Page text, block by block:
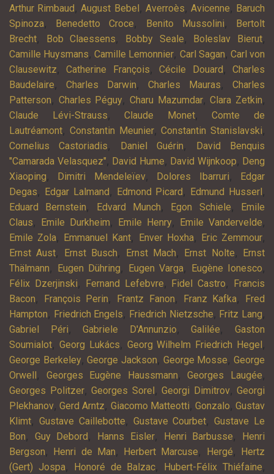
Arthur Rimbaud ,August Bebel , Averroès, Avicenne, Baruch
Spinoza, Benedetto Croce, Benito Mussolini,
Bertolt
Brecht, Bob Claessens, Bobby Seale, Boleslav Bierut,
Camille Huysmans,Camille Lemonnier, Carl Sagan, Carl von
Clausewitz,Catherine François,Cécile Douard ,Charles
Baudelaire, Charles Darwin, Charles Mauras, Charles
Patterson, Charles Péguy,Charu Mazumdar,Clara Zetkin,
Claude Lévi-Strauss,Claude Monet,Comte de
Lautréamont, Constantin Meunier,Constantin Stanislavski,
Cornelius Castoriadis, Daniel Guérin,
David Benquis
"Camarada Velasquez", David Hume, David Wijnkoop, Deng
Xiaoping, Dimitri Mendeleïev, Dolores Ibarruri,
Edgar
Degas, Edgar Lalmand , Edmond Picard , Edmund Husserl ,
Eduard Bernstein, Edvard Munch, Egon Schiele,
Emile
Claus, Emile Durkheim, Emile Henry, Emile Vandervelde,
Emile Zola, Emmanuel Kant, Enver Hoxha, Eric Zemmour,
Ernst Aust, Ernst Busch, Ernst Mach, Ernst Nolte,
Ernst
Thälmann, Eugen Dühring, Eugen Varga, Eugène Ionesco,
Félix Dzerjinski, Fernand Lefebvre, Fidel Castro,
Francis
Bacon, François Perin, Frantz Fanon, Franz Kafka,
Fred
Hampton, Friedrich Engels, Friedrich Nietzsche, Fritz Lang,
Gabriel Péri,Gabriele D'Annunzio,Galilée,Gaston
Soumialot, Georg Lukács, Georg Wilhelm Friedrich Hegel ,
George Berkeley,George Jackson, George Mosse,George
Orwell , Georges Eugène Haussmann,Georges Laugée,
Georges Politzer, Georges Sorel , Georgi Dimitrov, Georgi
Plekhanov,Gerd Arntz, Giacomo Matteotti, Gonzalo,Gustav
Klimt, Gustave Caillebotte, Gustave Courbet,Gustave Le
Bon, Guy Debord , Hanns Eisler, Henri Barbusse,
Henri
Bergson, Henri de Man, Herbert Marcuse, Hergé,
Hertz
(Gert) Jospa, Honoré de Balzac, Hubert-Félix Thiéfaine,